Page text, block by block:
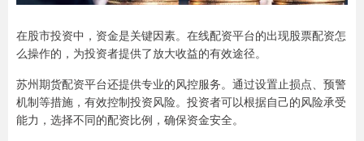
在股市投资中，资金是关键因素。在线配资平台的出现股票配资怎
么操作的，为投资者提供了放大收益的有效途径。
苏州期货配资平台还提供专业的风控服务。通过设置止损点、预警
机制等措施，有效控制投资风险。投资者可以根据自己的风险承受
能力，选择不同的配资比例，确保资金安全。